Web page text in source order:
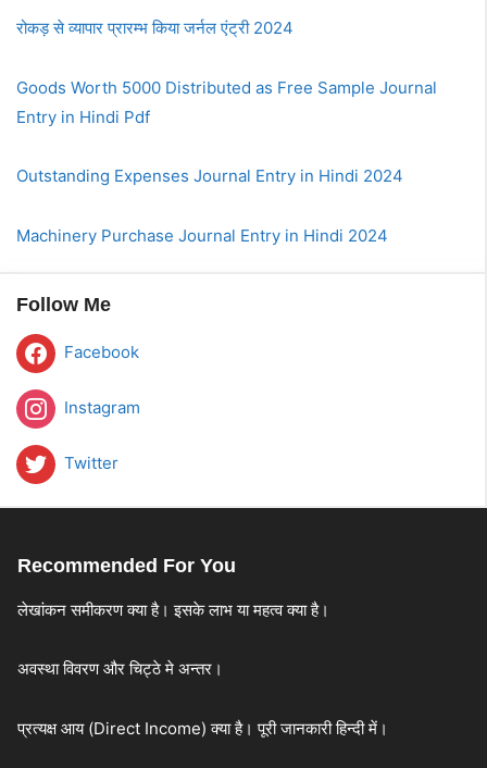
रोकड़ से व्यापार प्रारम्भ किया जर्नल एंट्री 2024
Goods Worth 5000 Distributed as Free Sample Journal
Entry in Hindi Pdf
Outstanding Expenses Journal Entry in Hindi 2024
Machinery Purchase Journal Entry in Hindi 2024
Follow Me
Facebook
Instagram
Twitter
Recommended For You
लेखांकन समीकरण क्या है। इसके लाभ या महत्व क्या है।
अवस्था विवरण और चिट्ठे मे अन्तर।
प्रत्यक्ष आय (Direct Income) क्या है। पूरी जानकारी हिन्दी में।